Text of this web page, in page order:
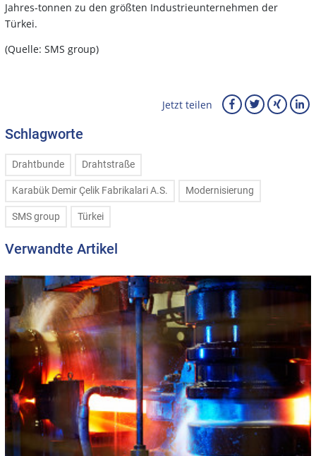
Jahres-tonnen zu den größten Industrieunternehmen der
Türkei.
(Quelle: SMS group)
Jetzt teilen
Schlagworte
Drahtbunde Drahtstraße
Karabük Demir Çelik Fabrikalari A.S. Modernisierung
SMS group Türkei
Verwandte Artikel